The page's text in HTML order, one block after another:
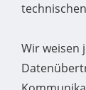
Wir weisen